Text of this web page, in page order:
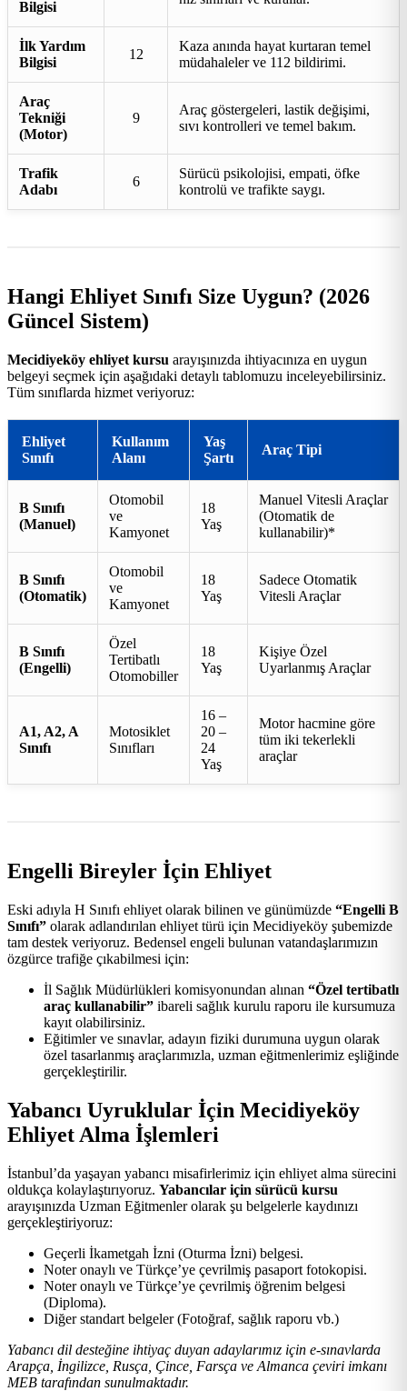
Bilgisi
İlk Yardım
Bilgisi
12
Kaza anında hayat kurtaran temel
müdahaleler ve 112 bildirimi.
Araç
Tekniği
(Motor)
9
Araç göstergeleri, lastik değişimi,
sıvı kontrolleri ve temel bakım.
Trafik
Adabı
6
Sürücü psikolojisi, empati, öfke
kontrolü ve trafikte saygı.
Hangi Ehliyet Sınıfı Size Uygun? (2026
Güncel Sistem)
Mecidiyeköy ehliyet kursu arayışınızda ihtiyacınıza en uygun
belgeyi seçmek için aşağıdaki detaylı tablomuzu inceleyebilirsiniz.
Tüm sınıflarda hizmet veriyoruz:
Ehliyet
Sınıfı
Kullanım
Alanı
Yaş
Şartı
Araç Tipi
B Sınıfı
(Manuel)
Otomobil
ve
Kamyonet
18
Yaş
Manuel Vitesli Araçlar
(Otomatik de
kullanabilir)*
B Sınıfı
(Otomatik)
Otomobil
ve
Kamyonet
18
Yaş
Sadece Otomatik
Vitesli Araçlar
B Sınıfı
(Engelli)
Özel
Tertibatlı
Otomobiller
18
Yaş
Kişiye Özel
Uyarlanmış Araçlar
A1, A2, A
Sınıfı
Motosiklet
Sınıfları
16 –
20 –
24
Yaş
Motor hacmine göre
tüm iki tekerlekli
araçlar
Engelli Bireyler İçin Ehliyet
Eski adıyla H Sınıfı ehliyet olarak bilinen ve günümüzde “Engelli B
Sınıfı” olarak adlandırılan ehliyet türü için Mecidiyeköy şubemizde
tam destek veriyoruz. Bedensel engeli bulunan vatandaşlarımızın
özgürce trafiğe çıkabilmesi için:
İl Sağlık Müdürlükleri komisyonundan alınan “Özel tertibatlı
araç kullanabilir” ibareli sağlık kurulu raporu ile kursumuza
kayıt olabilirsiniz.
Eğitimler ve sınavlar, adayın fiziki durumuna uygun olarak
özel tasarlanmış araçlarımızla, uzman eğitmenlerimiz eşliğinde
gerçekleştirilir.
Yabancı Uyruklular İçin Mecidiyeköy
Ehliyet Alma İşlemleri
İstanbul’da yaşayan yabancı misafirlerimiz için ehliyet alma sürecini
oldukça kolaylaştırıyoruz. Yabancılar için sürücü kursu
arayışınızda Uzman Eğitmenler olarak şu belgelerle kaydınızı
gerçekleştiriyoruz:
Geçerli İkametgah İzni (Oturma İzni) belgesi.
Noter onaylı ve Türkçe’ye çevrilmiş pasaport fotokopisi.
Noter onaylı ve Türkçe’ye çevrilmiş öğrenim belgesi
(Diploma).
Diğer standart belgeler (Fotoğraf, sağlık raporu vb.)
Yabancı dil desteğine ihtiyaç duyan adaylarımız için e-sınavlarda
Arapça, İngilizce, Rusça, Çince, Farsça ve Almanca çeviri imkanı
MEB tarafından sunulmaktadır.